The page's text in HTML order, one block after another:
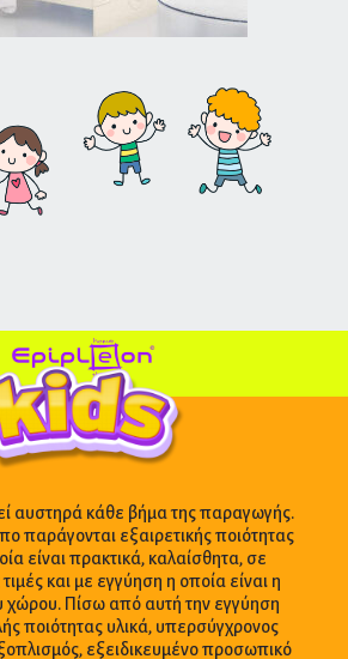
αυστηρά κάθε βήμα της παραγωγής.
παράγονται εξαιρετικής ποιότητας
είναι πρακτικά, καλαίσθητα, σε
και με εγγύηση η οποία είναι η
χώρου. Πίσω από αυτή την εγγύηση
ποιότητας υλικά, υπερσύγχρονος
εξειδικευμένο προσωπικό